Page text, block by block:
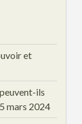
et
ils
mars 2024